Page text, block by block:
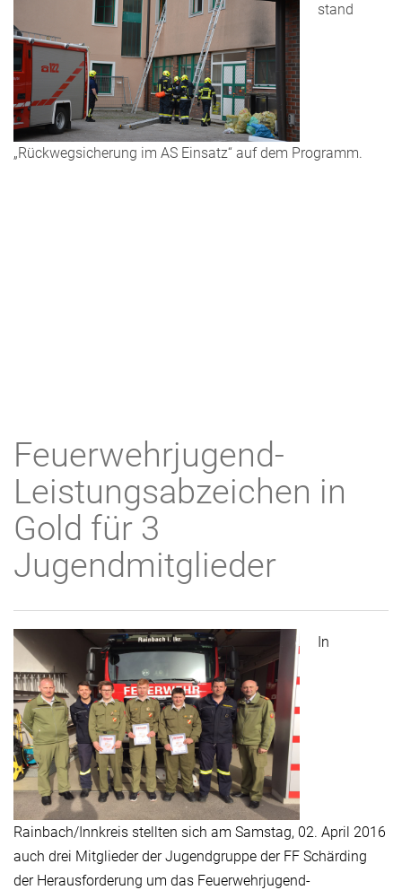
stand
„Rückwegsicherung im AS Einsatz“ auf dem Programm.
Feuerwehrjugend-
Leistungsabzeichen in
Gold für 3
Jugendmitglieder
In
Rainbach/Innkreis stellten sich am Samstag, 02. April 2016
auch drei Mitglieder der Jugendgruppe der FF Schärding
der Herausforderung um das Feuerwehrjugend-